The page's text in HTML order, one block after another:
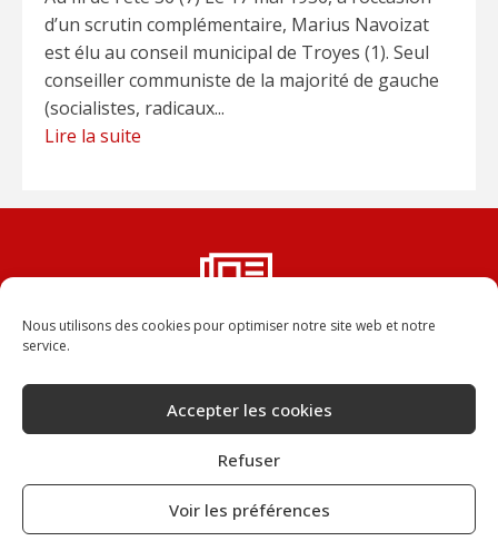
Nous utilisons des cookies pour optimiser notre site web et notre
service.
Accepter les cookies
Refuser
Voir les préférences
d’un scrutin complémentaire, Marius Navoizat
est élu au conseil municipal de Troyes (1). Seul
conseiller communiste de la majorité de gauche
(socialistes, radicaux...
Lire la suite
Vous ne voulez rater aucun
dans votre boîte aux lettres.
JE M'ABONNE